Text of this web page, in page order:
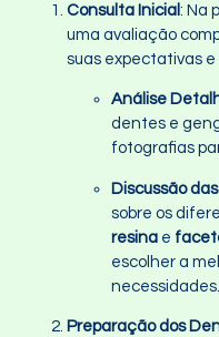
Consulta Inicial : Na
uma avaliação
suas expectativas
Análise
dentes e
fotografias
Discussão
sobre os
resina e
escolher a
necessidades.
Preparação dos